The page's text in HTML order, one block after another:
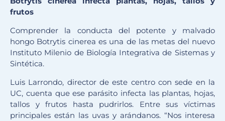
frutos
Comprender la conducta del potente y malvado
hongo Botrytis cinerea es una de las metas del nuevo
Instituto Milenio de Biología Integrativa de Sistemas y
Sintética.
Luis Larrondo, director de este centro con sede en la
UC, cuenta que ese parásito infecta las plantas, hojas,
tallos y frutos hasta pudrirlos. Entre sus víctimas
principales están las uvas y arándanos. “Nos interesa